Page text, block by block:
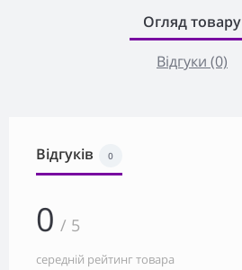
Огляд товару
Відгуки (0)
Відгуків 0
0 / 5
середній рейтинг товара